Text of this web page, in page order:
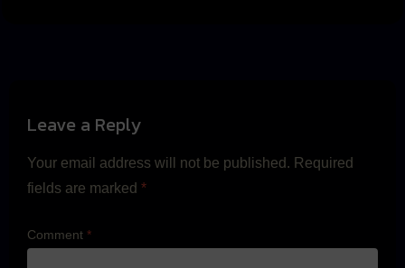
Leave a Reply
Your email address will not be published. Required
fields are marked *
Comment *